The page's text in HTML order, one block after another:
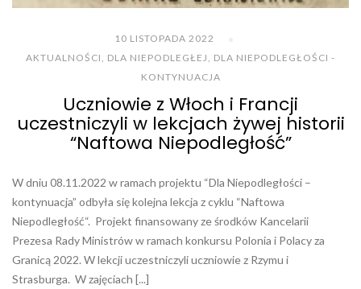
10 LISTOPADA 2022
AKTUALNOŚCI, DLA NIEPODLEGŁEJ, DLA NIEPODLEGŁOŚCI -
KONTYNUACJA
Uczniowie z Włoch i Francji
uczestniczyli w lekcjach żywej historii
“Naftowa Niepodległość”
W dniu 08.11.2022 w ramach projektu “Dla Niepodległości –
kontynuacja” odbyła się kolejna lekcja z cyklu “Naftowa
Niepodległość“. Projekt finansowany ze środków Kancelarii
Prezesa Rady Ministrów w ramach konkursu Polonia i Polacy za
Granicą 2022. W lekcji uczestniczyli uczniowie z Rzymu i
Strasburga. W zajęciach [...]